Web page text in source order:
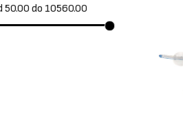
50.00 do 10560.00